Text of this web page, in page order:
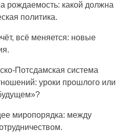
рождаемость: какой должна
политика.
всё меняется: новые
Потсдамская система
уроки прошлого или
миропорядка: между